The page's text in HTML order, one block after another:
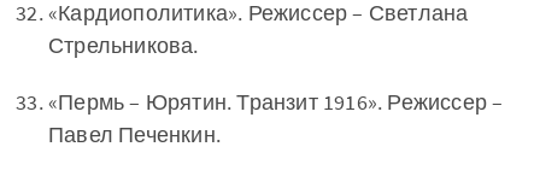
«Кардиополитика». Режиссер – Светлана
Стрельникова.
«Пермь – Юрятин. Транзит 1916». Режиссер –
Павел Печенкин.